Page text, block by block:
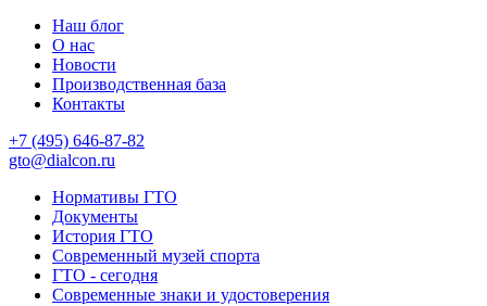
Наш блог
О нас
Новости
Производственная база
Контакты
+7 (495) 646-87-82
gto@dialcon.ru
Нормативы ГТО
Документы
История ГТО
Современный музей спорта
ГТО - сегодня
Современные знаки и удостоверения